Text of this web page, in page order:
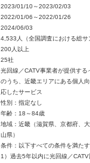
2023/01/10～2023/02/03
2022/01/06～2022/01/26
2024/06/03
4,533人（全国調査における総サ
200人以上
25社
光回線／CATV事業者が提供する
のうち、近畿エリアにある個人
応したサービス
性別：指定なし
年齢：18～84歳
地域：近畿（滋賀県、京都府、
山県）
条件：以下すべての条件を満た
1）過去5年以内に光回線／